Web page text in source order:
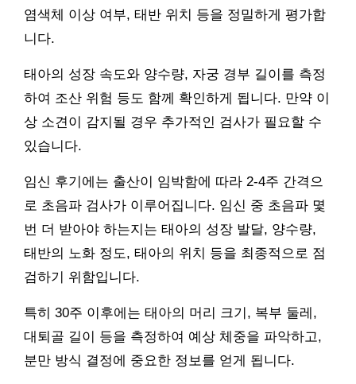
염색체 이상 여부, 태반 위치 등을 정밀하게 평가합
니다.
태아의 성장 속도와 양수량, 자궁 경부 길이를 측정
하여 조산 위험 등도 함께 확인하게 됩니다. 만약 이
상 소견이 감지될 경우 추가적인 검사가 필요할 수
있습니다.
임신 후기에는 출산이 임박함에 따라 2-4주 간격으
로 초음파 검사가 이루어집니다. 임신 중 초음파 몇
번 더 받아야 하는지는 태아의 성장 발달, 양수량,
태반의 노화 정도, 태아의 위치 등을 최종적으로 점
검하기 위함입니다.
특히 30주 이후에는 태아의 머리 크기, 복부 둘레,
대퇴골 길이 등을 측정하여 예상 체중을 파악하고,
분만 방식 결정에 중요한 정보를 얻게 됩니다.